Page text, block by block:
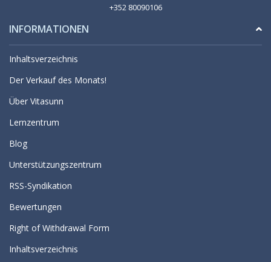
+352 80090106
INFORMATIONEN
Inhaltsverzeichnis
Der Verkauf des Monats!
Über Vitasunn
Lernzentrum
Blog
Unterstützungszentrum
RSS-Syndikation
Bewertungen
Right of Withdrawal Form
Inhaltsverzeichnis